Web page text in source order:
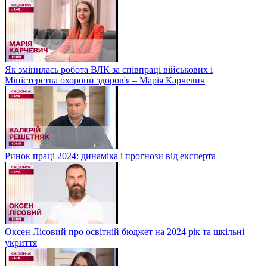
Як змінилась робота ВЛК за співпраці військових і
Міністерства охорони здоров'я – Марія Карчевич
Ринок праці 2024: динаміка і прогнози від експерта
Оксен Лісовий про освітній бюджет на 2024 рік та шкільні
укриття